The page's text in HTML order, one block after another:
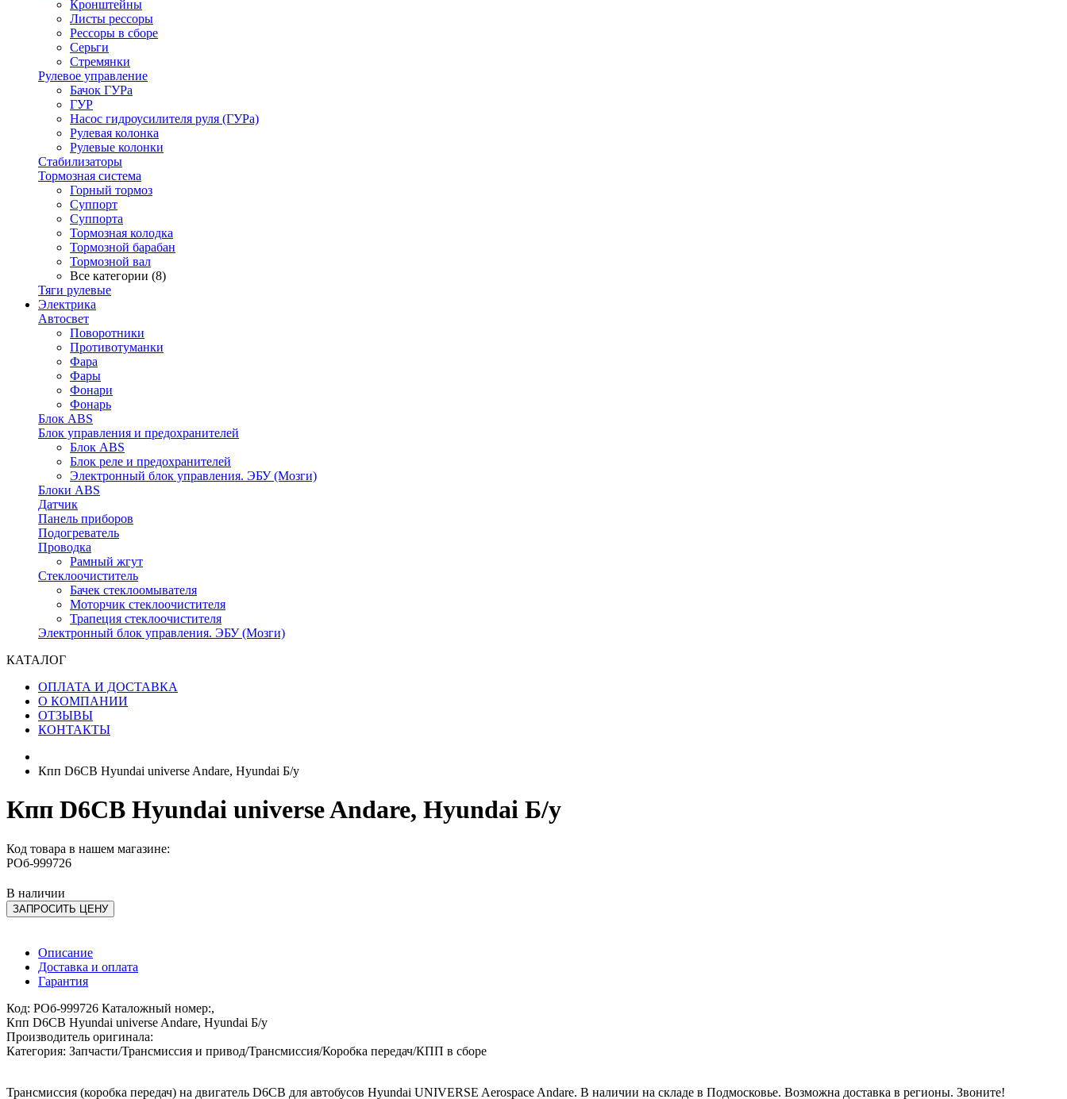
Кронштейны
Листы рессоры
Рессоры в сборе
Серьги
Стремянки
Рулевое управление
Бачок ГУРа
ГУР
Насос гидроусилителя руля (ГУРа)
Рулевая колонка
Рулевые колонки
Стабилизаторы
Тормозная система
Горный тормоз
Суппорт
Суппорта
Тормозная колодка
Тормозной барабан
Тормозной вал
Все категории (8)
Тяги рулевые
Электрика
Автосвет
Поворотники
Противотуманки
Фара
Фары
Фонари
Фонарь
Блок ABS
Блок управления и предохранителей
Блок ABS
Блок реле и предохранителей
Электронный блок управления. ЭБУ (Мозги)
Блоки ABS
Датчик
Панель приборов
Подогреватель
Проводка
Рамный жгут
Стеклоочиститель
Бачек стеклоомывателя
Моторчик стеклоочистителя
Трапеция стеклоочистителя
Электронный блок управления. ЭБУ (Мозги)
КАТАЛОГ
ОПЛАТА И ДОСТАВКА
О КОМПАНИИ
ОТЗЫВЫ
КОНТАКТЫ
Кпп D6CB Hyundai universe Andare, Hyundai Б/у
Кпп D6CB Hyundai universe Andare, Hyundai Б/у
Код товара в нашем магазине:
РОб-999726
В наличии
ЗАПРОСИТЬ ЦЕНУ
Описание
Доставка и оплата
Гарантия
Код: РОб-999726 Каталожный номер:,
Кпп D6CB Hyundai universe Andare, Hyundai Б/у
Производитель оригинала:
Категория: Запчасти/Трансмиссия и привод/Трансмиссия/Коробка передач/КПП в сборе
Трансмиссия (коробка передач) на двигатель D6CB для автобусов Hyundai UNIVERSE Aerospace Andare. В наличии на складе в Подмосковье. Возможна доставка в регионы. Звоните!